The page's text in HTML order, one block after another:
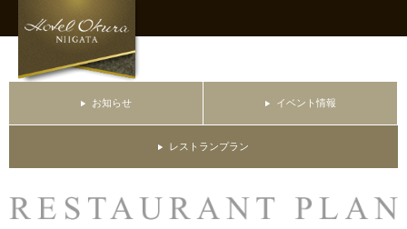
お知らせ イベント情報
レストランプラン